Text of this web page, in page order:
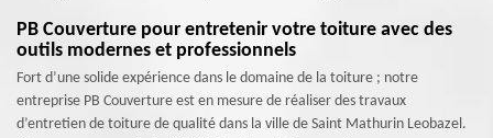
PB Couverture pour entretenir votre toiture avec des
outils modernes et professionnels
Fort d’une solide expérience dans le domaine de la toiture ; notre
entreprise PB Couverture est en mesure de réaliser des travaux
d’entretien de toiture de qualité dans la ville de Saint Mathurin Leobazel.